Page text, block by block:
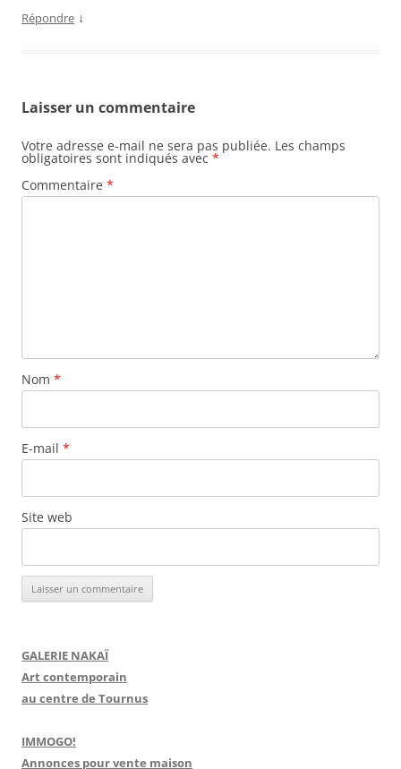
Répondre ↓
Laisser un commentaire
Votre adresse e-mail ne sera pas publiée. Les champs
obligatoires sont indiqués avec *
Commentaire *
Nom *
E-mail *
Site web
GALERIE NAKAÏ
Art contemporain
au centre de Tournus
IMMOGO!
Annonces pour vente maison